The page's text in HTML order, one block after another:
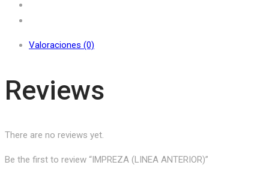
Valoraciones (0)
Reviews
There are no reviews yet.
Be the first to review “IMPREZA (LINEA ANTERIOR)”